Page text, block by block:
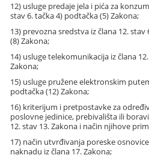
12) usluge predaje jela i pića za
stav 6. tačka 4) podtačka (5) Zakona;
13) prevozna sredstva iz člana 12. stav
(8) Zakona;
14) usluge telekomunikacija iz člana
Zakona;
15) usluge pružene elektronskim
podtačka (12) Zakona;
16) kriterijum i pretpostavke za
poslovne jedinice, prebivališta ili
12. stav 13. Zakona i način njihove
17) način utvrđivanja poreske
naknadu iz člana 17. Zakona;